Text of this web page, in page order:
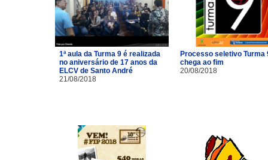
1ª aula da Turma 9 é realizada
no aniversário de 17 anos da
ELCV de Santo André
21/08/2018
Processo seletivo Turma
chega ao fim
20/08/2018